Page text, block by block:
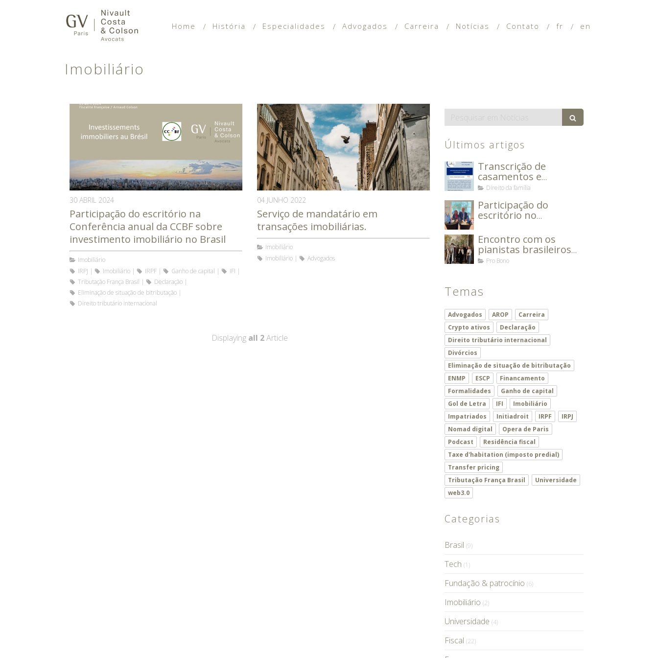
Home História Especialidades Advogados Carreira Notícias Contato fr en
Imobiliário
30 ABRIL 2024
Participação do escritório na
Conferência anual da CCBF sobre
investimento imobiliário no Brasil
Imobiliário
IRPJ
Imobiliário IRPF Ganho de capital
IFI
Tributação França Brasil
Declaração
Eliminação de situação de bitributação
Direito tributário internacional
04 JUNHO 2022
Serviço de mandatário em
transações imobiliárias.
Imobiliário
Imobiliário
Advogados
Displaying all 2Article
Últimos artigos
Transcrição de
casamentos e
divórcios entre o Brasil
Direito da família
Participação do
escritório no
Associação dos
Advogados Europeus.
Encontro com os
pianistas brasileiros
da Ecole Normale de
Pro Bono
Temas
Advogados AROP
Carreira
Crypto ativos
Declaração
Direito tributário internacional
Divórcios
Eliminação de situação de bitributação
ENMP
ESCP
Financamento
Formalidades
Ganho de capital
Gol de Letra
IFI
Imobiliário
Impatriados
Initiadroit IRPF
IRPJ
Nomad digital
Opera de Paris
Podcast
Residência fiscal
Taxe d'habitation (imposto predial)
Transfer pricing
Tributação França Brasil
Universidade
web3.0
Categorias
Brasil (9)
Tech (1)
Fundação & patrocínio (6)
Imobiliário (2)
Universidade (4)
Fiscal (22)